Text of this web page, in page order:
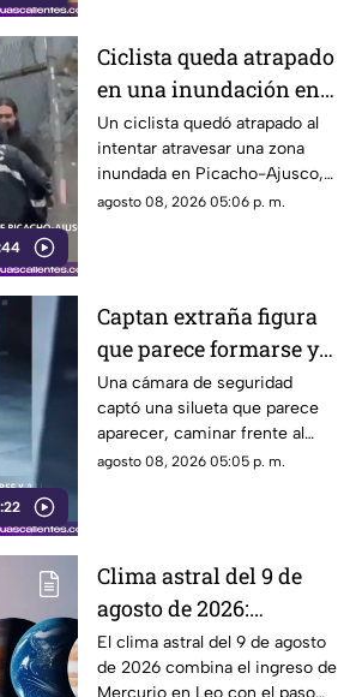
Ciclista queda atrapado
en una inundación en
Picacho-Ajusco
Un ciclista quedó atrapado al
intentar atravesar una zona
inundada en Picacho-Ajusco,
Tlalpan. Elementos de la SSC
agosto 08, 2026 05:06 p. m.
Captan extraña figura
que parece formarse y
desaparecer frente a
una cámara
Una cámara de seguridad
captó una silueta que parece
aparecer, caminar frente al
lente y desaparecer. El video
agosto 08, 2026 05:05 p. m.
Clima astral del 9 de
agosto de 2026:
cambios en la
comunicación y
El clima astral del 9 de agosto
de 2026 combina el ingreso de